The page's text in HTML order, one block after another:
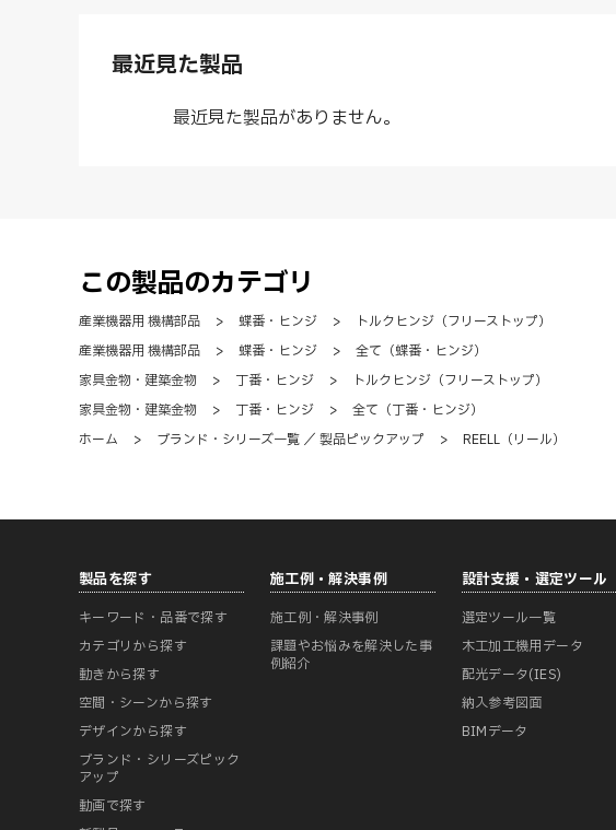
最近見た製品
最近見た製品がありません。
この製品のカテゴリ
産業機器用 機構部品 > 蝶番・ヒンジ >
トルクヒンジ（フリーストップ）
産業機器用 機構部品
> 蝶番・ヒンジ >
全て（蝶番・ヒンジ）
家具金物・建築金物
> 丁番・ヒンジ >
トルクヒンジ（フリーストップ）
家具金物・建築金物
> 丁番・ヒンジ >
全て（丁番・ヒンジ）
ホーム
> ブランド・シリーズ一覧 ／ 製品ピックアップ > REELL（リール）
製品を探す
キーワード・品番で探す
カテゴリから探す
動きから探す
空間・シーンから探す
デザインから探す
ブランド・シリーズピック
アップ
動画で探す
施工例・解決事例
施工例・解決事例
課題やお悩みを解決した事
例紹介
設計支援・選定ツール
選定ツール一覧
木工加工機用データ
配光データ(IES)
納入参考図面
BIMデータ